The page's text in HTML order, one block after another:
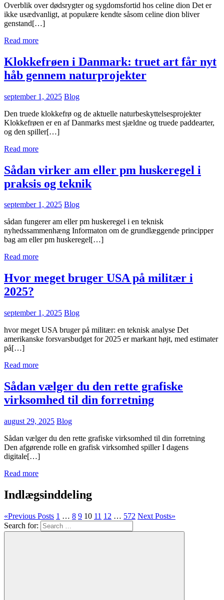
Overblik over dødsrygter og sygdomsfortid hos celine dion Det er
ikke usædvanligt, at populære kendte såsom celine dion bliver
genstand[…]
Read more
Klokkefrøen i Danmark: truet art får nyt
håb gennem naturprojekter
september 1, 2025 Blog
Den truede klokkefrø og de aktuelle naturbeskyttelsesprojekter
Klokkefrøen er en af Danmarks mest sjældne og truede paddearter,
og den spiller[…]
Read more
Sådan virker am eller pm huskeregel i
praksis og teknik
september 1, 2025 Blog
sådan fungerer am eller pm huskeregel i en teknisk
nyhedssammenhæng Informaton om de grundlæggende principper
bag am eller pm huskeregel[…]
Read more
Hvor meget bruger USA på militær i
2025?
september 1, 2025 Blog
hvor meget USA bruger på militær: en teknisk analyse Det
amerikanske forsvarsbudget for 2025 er markant højt, med estimater
på[…]
Read more
Sådan vælger du den rette grafiske
virksomhed til din forretning
august 29, 2025 Blog
Sådan vælger du den rette grafiske virksomhed til din forretning
Den afgørende rolle en grafisk virksomhed spiller I dagens
digitale[…]
Read more
Indlægsinddeling
«Previous Posts 1 … 8 9 10 11 12 … 572 Next Posts»
Search for: